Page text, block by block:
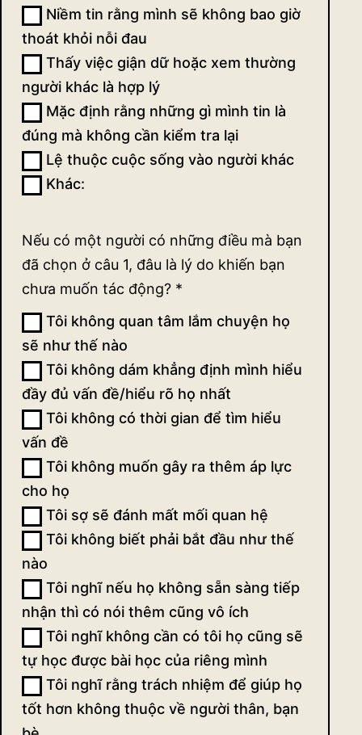
động
(ngắn)
Niềm tin rằng mình sẽ không bao giờ
thoát khỏi nỗi đau
Thấy việc giận dữ hoặc xem thường
người khác là hợp lý
Mặc định rằng những gì mình tin là
đúng mà không cần kiểm tra lại
Lệ thuộc cuộc sống vào người khác
Khác:
Nếu có một người có những điều mà bạn
đã chọn ở câu 1, đâu là lý do khiến bạn
chưa muốn tác động? *
Tôi không quan tâm lắm chuyện họ
sẽ như thế nào
Tôi không dám khẳng định mình hiểu
đầy đủ vấn đề/hiểu rõ họ nhất
Tôi không có thời gian để tìm hiểu
vấn đề
Tôi không muốn gây ra thêm áp lực
cho họ
Tôi sợ sẽ đánh mất mối quan hệ
Tôi không biết phải bắt đầu như thế
nào
Tôi nghĩ nếu họ không sẵn sàng tiếp
nhận thì có nói thêm cũng vô ích
Tôi nghĩ không cần có tôi họ cũng sẽ
tự học được bài học của riêng mình
Tôi nghĩ rằng trách nhiệm để giúp họ
tốt hơn không thuộc về người thân, bạn